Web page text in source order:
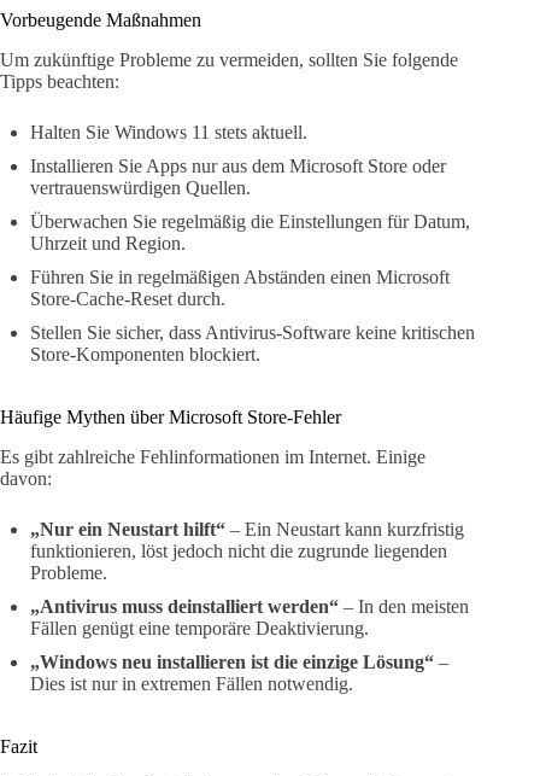
Vorbeugende Maßnahmen
Um zukünftige Probleme zu vermeiden, sollten Sie folgende
Tipps beachten:
Halten Sie Windows 11 stets aktuell.
Installieren Sie Apps nur aus dem Microsoft Store oder
vertrauenswürdigen Quellen.
Überwachen Sie regelmäßig die Einstellungen für Datum,
Uhrzeit und Region.
Führen Sie in regelmäßigen Abständen einen Microsoft
Store-Cache-Reset durch.
Stellen Sie sicher, dass Antivirus-Software keine kritischen
Store-Komponenten blockiert.
Häufige Mythen über Microsoft Store-Fehler
Es gibt zahlreiche Fehlinformationen im Internet. Einige
davon:
„Nur ein Neustart hilft“ – Ein Neustart kann kurzfristig
funktionieren, löst jedoch nicht die zugrunde liegenden
Probleme.
„Antivirus muss deinstalliert werden“ – In den meisten
Fällen genügt eine temporäre Deaktivierung.
„Windows neu installieren ist die einzige Lösung“ –
Dies ist nur in extremen Fällen notwendig.
Fazit